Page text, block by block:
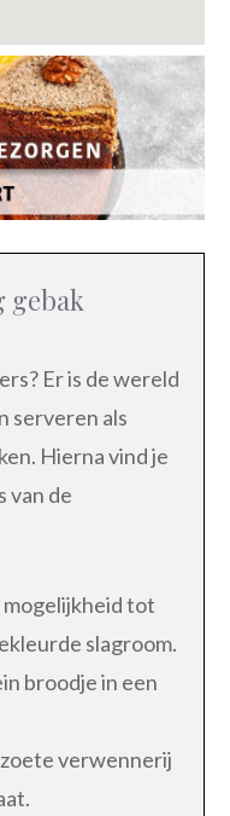
gebak
Er is de wereld
serveren als
Hierna vind je
van de
mogelijkheid tot
slagroom.
broodje in een
verwennerij